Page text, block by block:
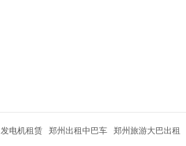
发电机租赁 郑州出租中巴车 郑州旅游大巴出租